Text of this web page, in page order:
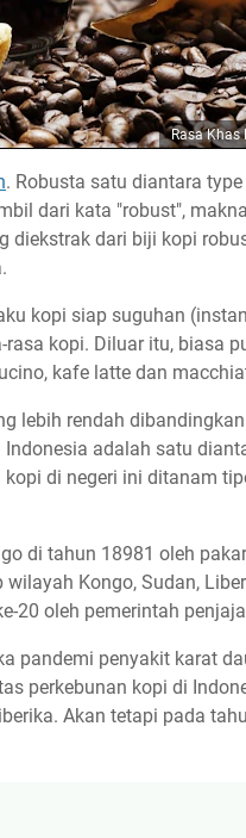
Rasa Khas
. Robusta satu diantara
dari kata "robust",
diekstrak dari biji kopi
kopi siap suguhan
kopi. Diluar itu, biasa
kafe latte dan
lebih rendah
adalah satu
di negeri ini ditanam
di tahun 18981 oleh
Kongo, Sudan,
20 oleh pemerintah
pandemi penyakit karat
perkebunan kopi di
Akan tetapi pada